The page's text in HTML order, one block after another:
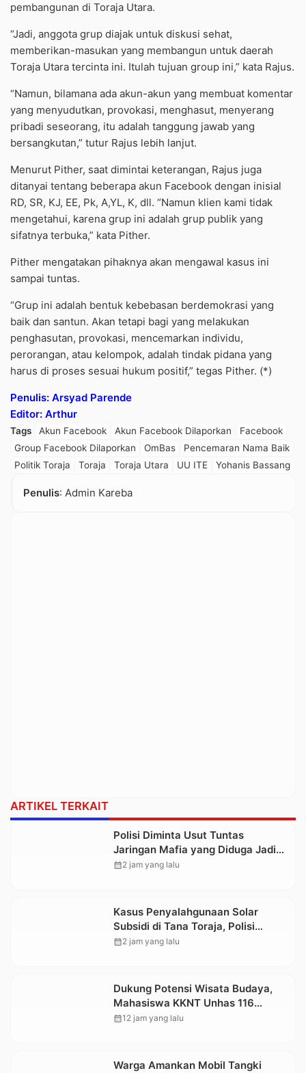
pembangunan di Toraja Utara.
“Jadi, anggota grup diajak untuk diskusi sehat,
memberikan-masukan yang membangun untuk daerah
Toraja Utara tercinta ini. Itulah tujuan group ini,” kata Rajus.
“Namun, bilamana ada akun-akun yang membuat komentar
yang menyudutkan, provokasi, menghasut, menyerang
pribadi seseorang, itu adalah tanggung jawab yang
bersangkutan,” tutur Rajus lebih lanjut.
Menurut Pither, saat dimintai keterangan, Rajus juga
ditanyai tentang beberapa akun Facebook dengan inisial
RD, SR, KJ, EE, Pk, A,YL, K, dll. “Namun klien kami tidak
mengetahui, karena grup ini adalah grup publik yang
sifatnya terbuka,” kata Pither.
Pither mengatakan pihaknya akan mengawal kasus ini
sampai tuntas.
“Grup ini adalah bentuk kebebasan berdemokrasi yang
baik dan santun. Akan tetapi bagi yang melakukan
penghasutan, provokasi, mencemarkan individu,
perorangan, atau kelompok, adalah tindak pidana yang
harus di proses sesuai hukum positif,” tegas Pither. (*)
Penulis: Arsyad Parende
Editor: Arthur
Tags Akun Facebook Akun Facebook Dilaporkan
Facebook
Group Facebook Dilaporkan
OmBas
Pencemaran Nama Baik
Politik Toraja
Toraja Toraja Utara UU ITE Yohanis Bassang
Penulis: Admin Kareba
ARTIKEL TERKAIT
Polisi Diminta Usut Tuntas
Jaringan Mafia yang Diduga Jadi
Penyebab Kelangkaan BBM di
calendar_month2 jam yang lalu
Kasus Penyalahgunaan Solar
Subsidi di Tana Toraja, Polisi
Tetapkan Tiga Tersangka Baru
calendar_month2 jam yang lalu
Dukung Potensi Wisata Budaya,
Mahasiswa KKNT Unhas 116
Kelurahan Nonongan Utara Pasang
calendar_month12 jam yang lalu
Warga Amankan Mobil Tangki